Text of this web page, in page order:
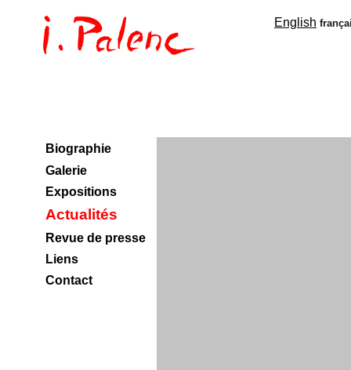
English
Biographie
Galerie
Expositions
Actualités
Revue de presse
Liens
Contact